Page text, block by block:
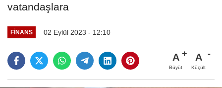
vatandaşlara
FINANS 02 Eylül 2023 - 12:10
A
Büyüt
A
Küçült